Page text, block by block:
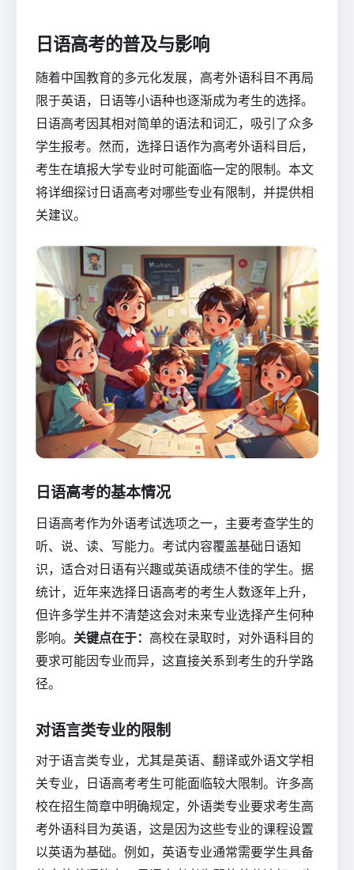
日语高考的普及与影响
随着中国教育的多元化发展，高考外语科目不再局
限于英语，日语等小语种也逐渐成为考生的选择。
日语高考因其相对简单的语法和词汇，吸引了众多
学生报考。然而，选择日语作为高考外语科目后，
考生在填报大学专业时可能面临一定的限制。本文
将详细探讨日语高考对哪些专业有限制，并提供相
关建议。
日语高考的基本情况
日语高考作为外语考试选项之一，主要考查学生的
听、说、读、写能力。考试内容覆盖基础日语知
识，适合对日语有兴趣或英语成绩不佳的学生。据
统计，近年来选择日语高考的考生人数逐年上升，
但许多学生并不清楚这会对未来专业选择产生何种
影响。 关键点在于： 高校在录取时，对外语科目的
要求可能因专业而异，这直接关系到考生的升学路
径。
对语言类专业的限制
对于语言类专业，尤其是英语、翻译或外语文学相
关专业，日语高考考生可能面临较大限制。许多高
校在招生简章中明确规定，外语类专业要求考生高
考外语科目为英语，这是因为这些专业的课程设置
以英语为基础。例如，英语专业通常需要学生具备